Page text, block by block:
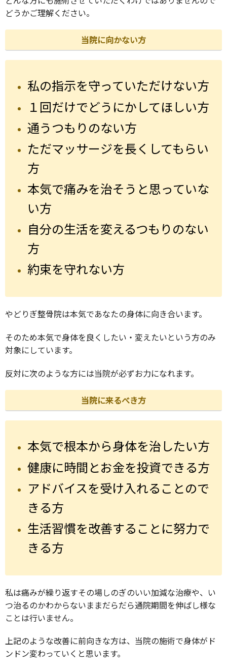
どうかご理解ください。
当院に向かない方
私の指示を守っていただけない方
１回だけでどうにかしてほしい方
通うつもりのない方
ただマッサージを長くしてもらい
方
本気で痛みを治そうと思っていな
い方
自分の生活を変えるつもりのない
方
約束を守れない方
やどりぎ整骨院は本気であなたの身体に向き合います。
そのため本気で身体を良くしたい・変えたいという方のみ
対象にしています。
反対に次のような方には当院が必ずお力になれます。
当院に来るべき方
本気で根本から身体を治したい方
健康に時間とお金を投資できる方
アドバイスを受け入れることので
きる方
生活習慣を改善することに努力で
きる方
私は痛みが繰り返すその場しのぎのいい加減な治療や、い
つ治るのかわからないままだらだら通院期間を伸ばし様な
ことは行いません。
上記のような改善に前向きな方は、当院の施術で身体がド
ンドン変わっていくと思います。